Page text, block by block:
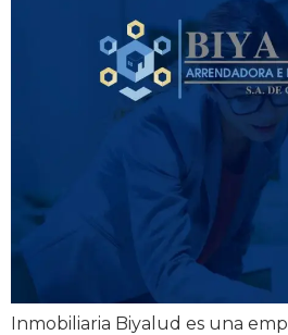
Inmobiliaria Biyalud es una